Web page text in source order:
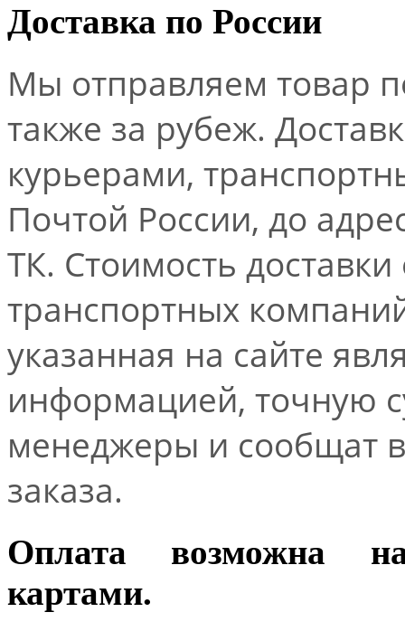
Доставка по России
Мы отправляем товар
также за рубеж.
курьерами,
Почтой России, до
ТК. Стоимость
транспортных
указанная на сайте
информацией, точную
менеджеры и сообщат
заказа.
Оплата возможна
картами.